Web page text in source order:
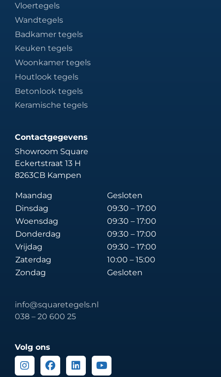
Vloertegels
Wandtegels
Badkamer tegels
Keuken tegels
Woonkamer tegels
Houtlook tegels
Betonlook tegels
Keramische tegels
Contactgegevens
Showroom Square
Eckertstraat 13 H
8263CB Kampen
Maandag
Gesloten
Dinsdag
09:30 – 17:00
Woensdag
09:30 – 17:00
Donderdag
09:30 – 17:00
Vrijdag
09:30 – 17:00
Zaterdag
10:00 – 15:00
Zondag
Gesloten
info@squaretegels.nl
038 – 20 600 25
Volg ons
InstagramFacebook
LinkedinYoutube